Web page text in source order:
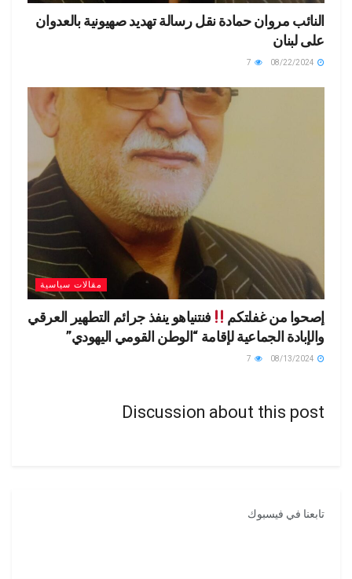
النائب مروان حمادة نقل رسالة تهديد صهيونية بالعدوان
على لبنان
مقالات سياسية
إصحوا من غفلتكم
فنتنياهو ينفذ جرائم التطهير العرقي
والإبادة الجماعية لإقامة “الوطن القومي اليهودي”
Discussion about this post
تابعنا في فيسبوك